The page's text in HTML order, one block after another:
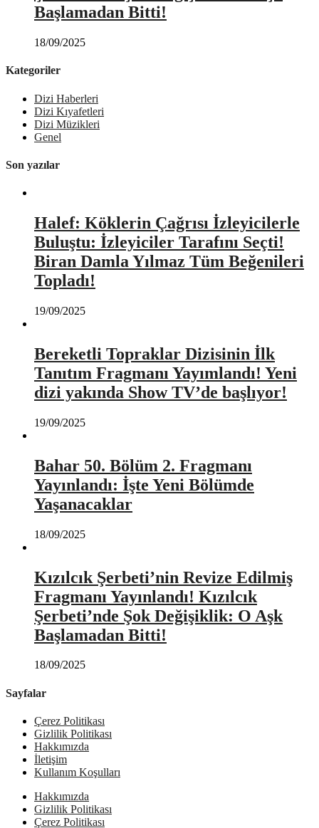
Başlamadan Bitti!
18/09/2025
Kategoriler
Dizi Haberleri
Dizi Kıyafetleri
Dizi Müzikleri
Genel
Son yazılar
Halef: Köklerin Çağrısı İzleyicilerle
Buluştu: İzleyiciler Tarafını Seçti!
Biran Damla Yılmaz Tüm Beğenileri
Topladı!
19/09/2025
Bereketli Topraklar Dizisinin İlk
Tanıtım Fragmanı Yayımlandı! Yeni
dizi yakında Show TV’de başlıyor!
19/09/2025
Bahar 50. Bölüm 2. Fragmanı
Yayınlandı: İşte Yeni Bölümde
Yaşanacaklar
18/09/2025
Kızılcık Şerbeti’nin Revize Edilmiş
Fragmanı Yayınlandı! Kızılcık
Şerbeti’nde Şok Değişiklik: O Aşk
Başlamadan Bitti!
18/09/2025
Sayfalar
Çerez Politikası
Gizlilik Politikası
Hakkımızda
İletişim
Kullanım Koşulları
Hakkımızda
Gizlilik Politikası
Çerez Politikası